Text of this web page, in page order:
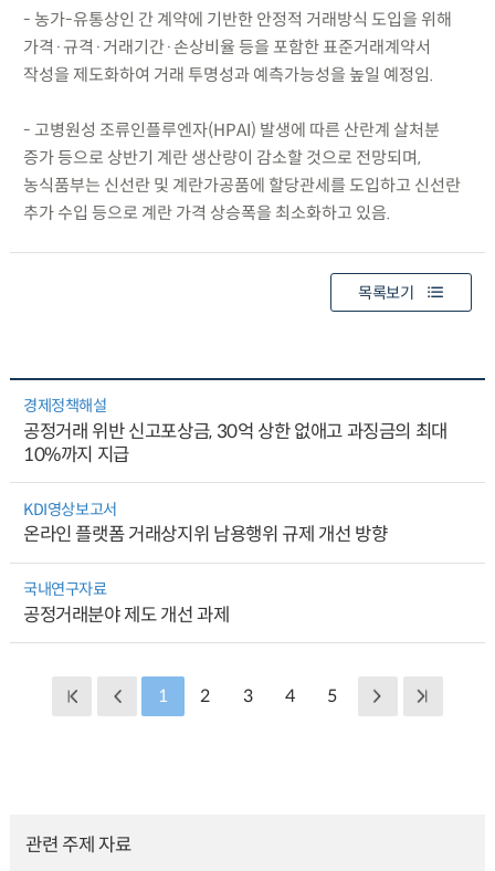
- 농가-유통상인 간 계약에 기반한 안정적 거래방식 도입을 위해
가격·규격·거래기간·손상비율 등을 포함한 표준거래계약서
작성을 제도화하여 거래 투명성과 예측가능성을 높일 예정임.
- 고병원성 조류인플루엔자(HPAI) 발생에 따른 산란계 살처분
증가 등으로 상반기 계란 생산량이 감소할 것으로 전망되며,
농식품부는 신선란 및 계란가공품에 할당관세를 도입하고 신선란
추가 수입 등으로 계란 가격 상승폭을 최소화하고 있음.
목록보기
경제정책해설
공정거래 위반 신고포상금, 30억 상한 없애고 과징금의 최대
10%까지 지급
KDI영상보고서
온라인 플랫폼 거래상지위 남용행위 규제 개선 방향
국내연구자료
공정거래분야 제도 개선 과제
1 2 3 4 5
관련 주제 자료